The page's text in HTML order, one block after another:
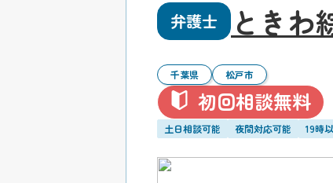
弁護士 ときわ
千葉県 松戸市
初回相談無料
土日相談可能 夜間対応可能 19時